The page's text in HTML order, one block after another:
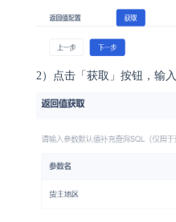
2） 点击「获取」按钮，输入